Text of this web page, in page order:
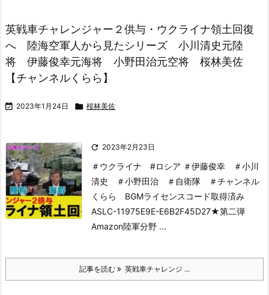
英戦車チャレンジャー２供与・ウクライナ領土回復
へ 陸海空軍人から見たシリーズ 小川清史元陸
将 伊藤俊幸元海将 小野田治元空将 桜林美佐
【チャンネルくらら】
 2023年1月24日  桜林美佐
 2023年2月23日
＃ウクライナ #ロシア ＃伊藤俊幸 ＃小川
清史 ＃小野田治 ＃自衛隊 ＃チャンネル
くらら BGMライセンスコード取得済み
ASLC-11975E9E-E6B2F45D27★第二弾
Amazon陸軍分野 ...
記事を読む 英戦車チャレンジ ...